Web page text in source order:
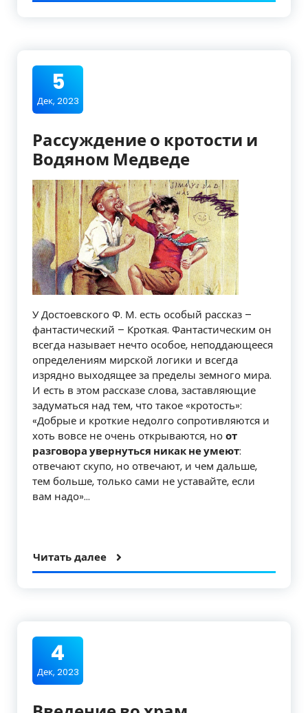
5
Дек, 2023
Рассуждение о кротости и
Водяном Медведе
У Достоевского Ф. М. есть особый рассказ –
фантастический – Кроткая. Фантастическим он
всегда называет нечто особое, неподдающееся
определениям мирской логики и всегда
изрядно выходящее за пределы земного мира.
И есть в этом рассказе слова, заставляющие
задуматься над тем, что такое «кротость»:
«Добрые и кроткие недолго сопротивляются и
хоть вовсе не очень открываются, ноот
разговора увернуться никак не умеют:
отвечают скупо, но отвечают, и чем дальше,
тем больше, только сами не уставайте, если
вам надо»…
Читать далее
4
Дек, 2023